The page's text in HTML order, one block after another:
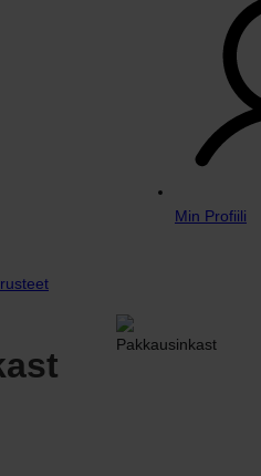
Min Profiili